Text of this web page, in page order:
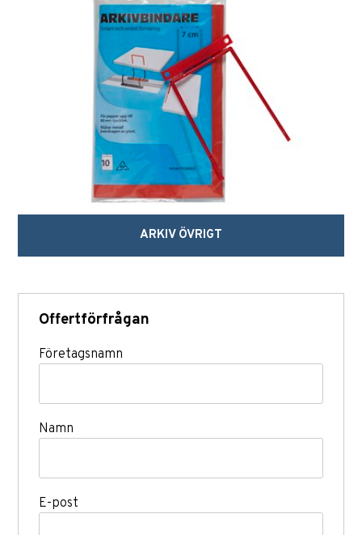
ARKIV ÖVRIGT
Offertförfrågan
Företagsnamn
Namn
E-post